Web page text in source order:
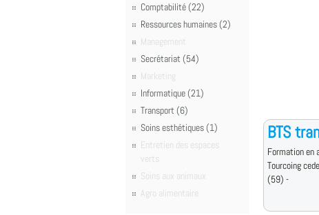
Comptabilité (22)
Ressources humaines (2)
Management
Secrétariat (54)
Marketing
Informatique (21)
Transport (6)
Soins esthétiques (1)
Entretien des espaces
verts
Soins aux animaux
Agro alimentaire
BTS
Formation en
Tourcoing
(59) -